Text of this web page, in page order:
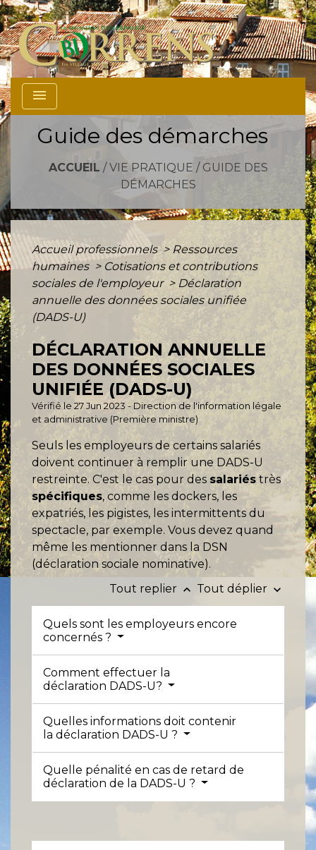
menu
Guide des démarches
ACCUEIL / VIE PRATIQUE / GUIDE DES
DÉMARCHES
Accueil professionnels> Ressources
humaines > Cotisations et contributions
sociales de l'employeur > Déclaration
annuelle des données sociales unifiée
(DADS-U)
DÉCLARATION ANNUELLE
DES DONNÉES SOCIALES
UNIFIÉE (DADS-U)
Vérifié le 27 Jun 2023 - Direction de l'information légale
et administrative (Première ministre)
Seuls les employeurs de certains salariés
doivent continuer à remplir une DADS-U
restreinte. C'est le cas pour des salariés très
spécifiques, comme les dockers, les
expatriés, les pigistes, les intermittents du
spectacle, par exemple. Vous devez quand
même les mentionner dans la DSN
(déclaration sociale nominative).
Tout replier keyboard_arrow_up Tout déplier keyboard_arrow_down
Quels sont les employeurs encore
concernés ?
Comment effectuer la
déclaration DADS-U?
Quelles informations doit contenir
la déclaration DADS-U ?
Quelle pénalité en cas de retard de
déclaration de la DADS-U ?